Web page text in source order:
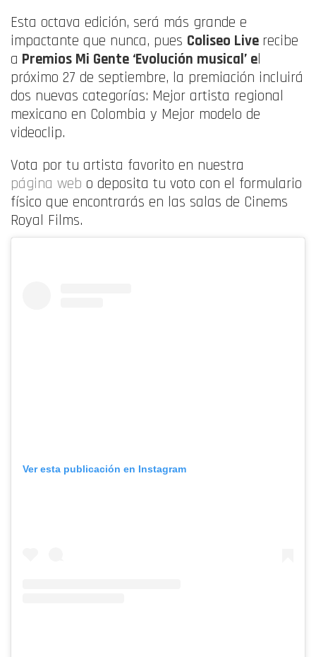
Esta octava edición, será más grande e
impactante que nunca, pues Coliseo Live recibe
a Premios Mi Gente ‘Evolución musical’ el
próximo 27 de septiembre, la premiación incluirá
dos nuevas categorías: Mejor artista regional
mexicano en Colombia y Mejor modelo de
videoclip.
Vota por tu artista favorito en nuestra
página web o deposita tu voto con el formulario
físico que encontrarás en las salas de Cinems
Royal Films.
Ver esta publicación en Instagram